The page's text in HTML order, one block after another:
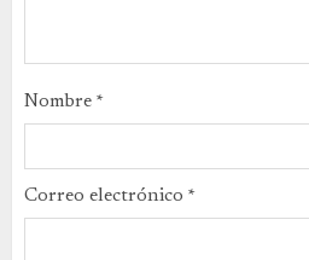
Nombre *
Correo electrónico *